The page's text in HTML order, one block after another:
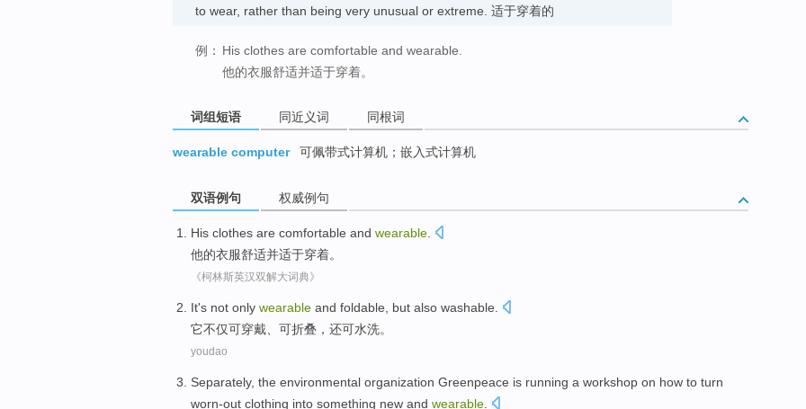
to wear, rather than being very unusual or extreme. 适于穿着的
例： His clothes are comfortable and wearable.
他的衣服舒适并适于穿着。
词组短语 同近义词 同根词
wearable computer 可佩带式计算机；嵌入式计算机
双语例句 权威例句
His clothes are comfortable and wearable
他的衣服舒适并适于穿着。
《柯林斯英汉双解大词典》
It's not only wearable and foldable, but also washable.
它不仅可穿戴、可折叠，还可水洗。
youdao
Separately, the environmental organization Greenpeace is running a workshop on how to turn
worn-out clothing into something new and wearable